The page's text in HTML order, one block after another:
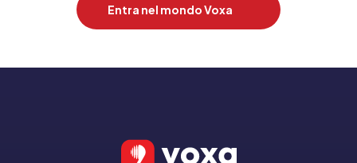
Entra nel mondo Voxa